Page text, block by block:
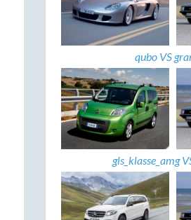
qubo VS
gls_klasse_amg